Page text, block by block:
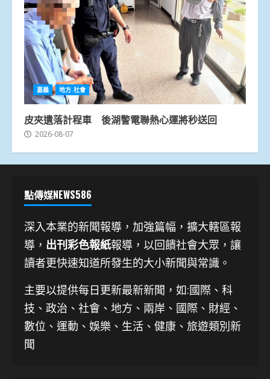
嘉義 地方.社會
皮夾遺落計程車 後湖警電聯熱心運將秒送回
2026-08-07
點傳媒NEWS586
深入本業的新聞報導，加強篇幅，擴大轄區報
導， 出刊彩色報紙報導，以回饋社會大眾，讓
讀者更快速知道所發生的大小新聞與常識。
主要以提供每日更新最新新聞 ，如:國際、科
技、 政治、社會、地方、兩岸、國際、財經、
數位、運動、娛樂、生活、健康、旅遊類別新
聞